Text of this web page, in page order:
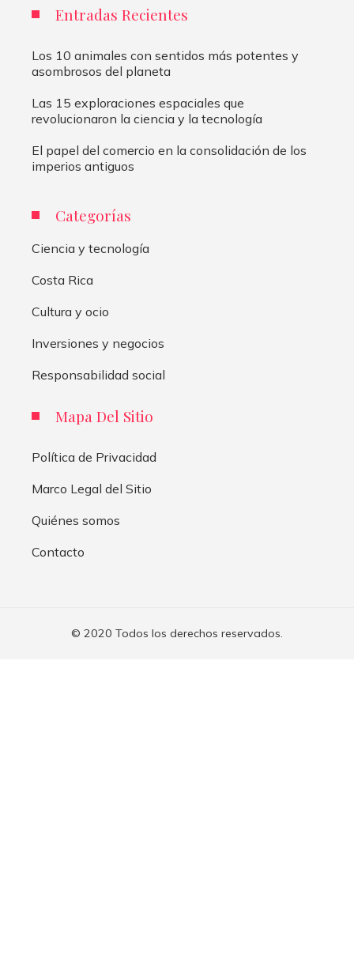
Entradas Recientes
Los 10 animales con sentidos más potentes y
asombrosos del planeta
Las 15 exploraciones espaciales que
revolucionaron la ciencia y la tecnología
El papel del comercio en la consolidación de los
imperios antiguos
Categorías
Ciencia y tecnología
Costa Rica
Cultura y ocio
Inversiones y negocios
Responsabilidad social
Mapa Del Sitio
Política de Privacidad
Marco Legal del Sitio
Quiénes somos
Contacto
© 2020 Todos los derechos reservados.